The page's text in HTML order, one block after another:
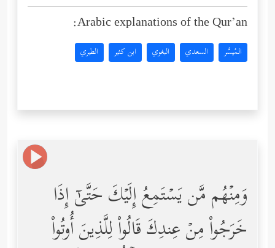
Arabic explanations of the Qur’an:
المُيسَّر السعدي البغوي ابن كثير الطبري
وَمِنۡهُم مَّن یَسۡتَمِعُ إِلَیۡكَ حَتَّىٰۤ إِذَا
خَرَجُواْ مِنۡ عِندِكَ قَالُواْ لِلَّذِینَ أُوتُواْ